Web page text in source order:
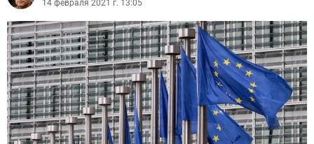
14 февраля 2021 г. 13:05